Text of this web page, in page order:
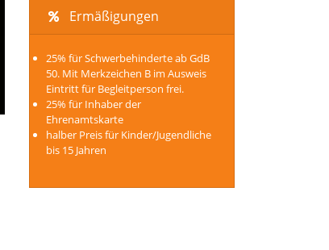
Ermäßigungen
25% für Schwerbehinderte ab GdB
50. Mit Merkzeichen B im Ausweis
Eintritt für Begleitperson frei.
25% für Inhaber der
Ehrenamtskarte
halber Preis für Kinder/Jugendliche
bis 15 Jahren